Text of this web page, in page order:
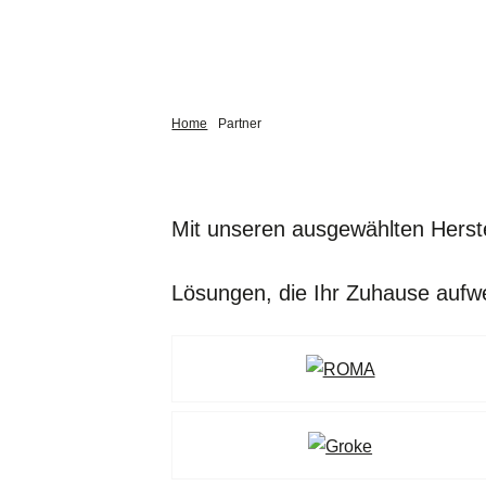
Home Partner
Mit unseren ausgewählten
Lösungen, die Ihr Zuhause